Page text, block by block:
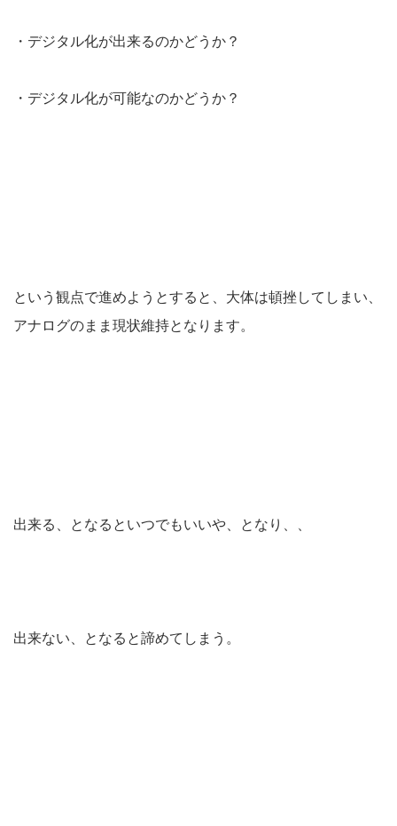
・デジタル化が出来るのかどうか？
・デジタル化が可能なのかどうか？
という観点で進めようとすると、大体は頓挫してしまい、
アナログのまま現状維持となります。
出来る、となるといつでもいいや、となり、、
出来ない、となると諦めてしまう。